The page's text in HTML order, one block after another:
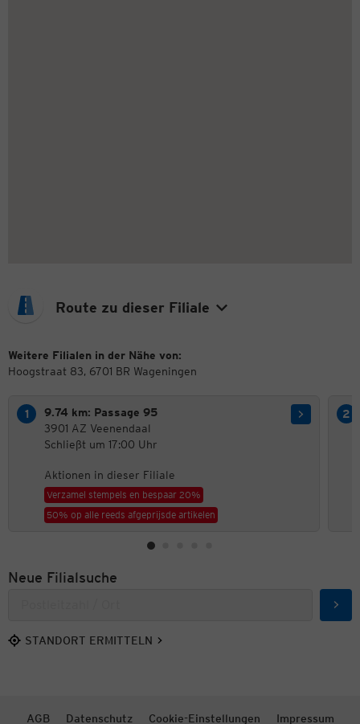
Route zu dieser Filiale
Weitere Filialen in der Nähe von:
Hoogstraat 83, 6701 BR Wageningen
9.74 km: Passage 95
3901 AZ Veenendaal
Schließt um 17:00 Uhr
Aktionen in dieser Filiale
Verzamel stempels en bespaar 20%
50% op alle reeds afgeprijsde artikelen
Neue Filialsuche
STANDORT ERMITTELN
AGB Datenschutz Cookie-Einstellungen Impressum